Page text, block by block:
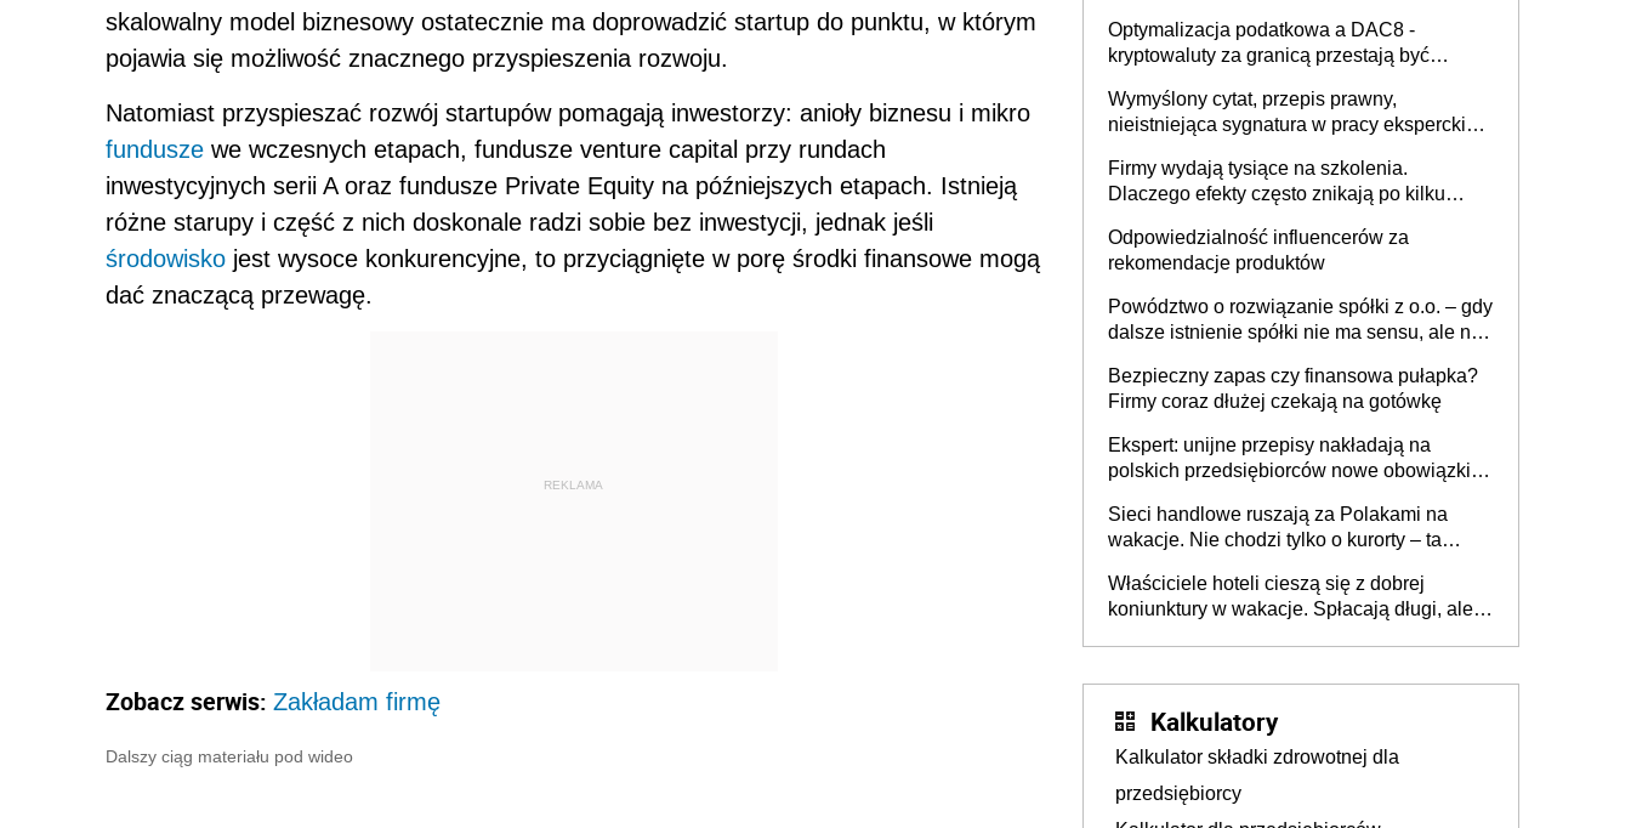
skalowalny model biznesowy ostatecznie ma doprowadzić startup do punktu, w którym
pojawia się możliwość znacznego przyspieszenia rozwoju.
Natomiast przyspieszać rozwój startupów pomagają inwestorzy: anioły biznesu i mikro
fundusze we wczesnych etapach, fundusze venture capital przy rundach
inwestycyjnych serii A oraz fundusze Private Equity na późniejszych etapach. Istnieją
różne starupy i część z nich doskonale radzi sobie bez inwestycji, jednak jeśli
środowisko jest wysoce konkurencyjne, to przyciągnięte w porę środki finansowe mogą
dać znaczącą przewagę.
REKLAMA
Zobacz serwis: Zakładam firmę
Dalszy ciąg materiału pod wideo
Optymalizacja podatkowa a DAC8 -
kryptowaluty za granicą przestają być
Wymyślony cytat, przepis prawny,
nieistniejąca sygnatura w pracy eksperckiej -
firmie
Firmy wydają tysiące na szkolenia.
Dlaczego efekty często znikają po kilku
Odpowiedzialność influencerów za
rekomendacje produktów
Powództwo o rozwiązanie spółki z o.o. – gdy
dalsze istnienie spółki nie ma sensu, ale nie
Bezpieczny zapas czy finansowa pułapka?
Firmy coraz dłużej czekają na gotówkę
Ekspert: unijne przepisy nakładają na
polskich przedsiębiorców nowe obowiązki w
Sieci handlowe ruszają za Polakami na
wakacje. Nie chodzi tylko o kurorty – ta
tam, gdzie wielu spędzi urlop po cichu
Właściciele hoteli cieszą się z dobrej
koniunktury w wakacje. Spłacają długi, ale
Kalkulatory
Kalkulator składki zdrowotnej dla
przedsiębiorcy